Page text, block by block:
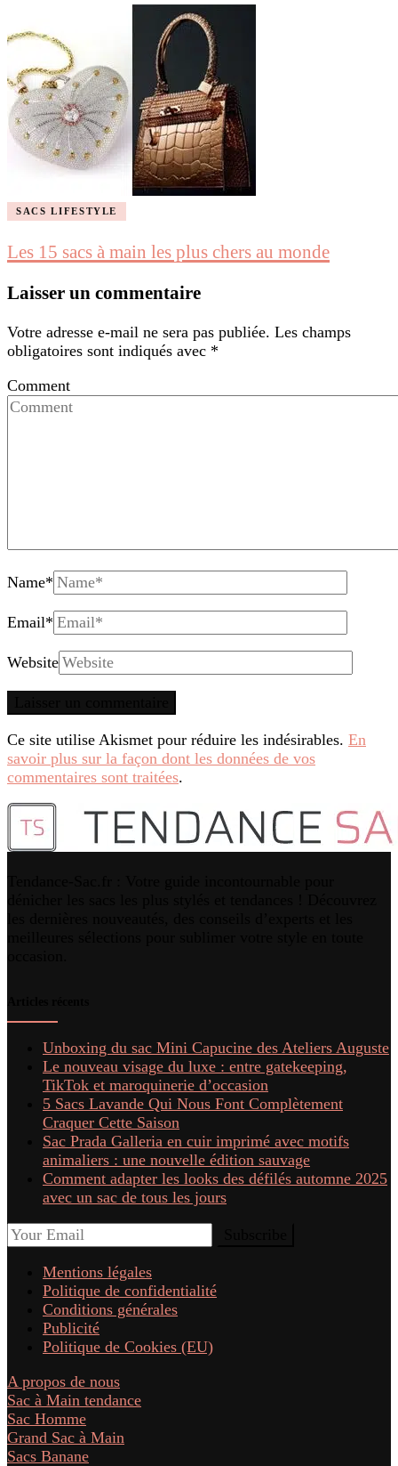
SACS LIFESTYLE
Les 15 sacs à main les plus chers au monde
Laisser un commentaire
Votre adresse e-mail ne sera pas publiée. Les champs
obligatoires sont indiqués avec *
Comment
Name*
Email*
Website
Ce site utilise Akismet pour réduire les indésirables. En
savoir plus sur la façon dont les données de vos
commentaires sont traitées.
Unboxing du sac Mini Capucine des Ateliers Auguste
Le nouveau visage du luxe : entre gatekeeping,
TikTok et maroquinerie d’occasion
5 Sacs Lavande Qui Nous Font Complètement
Craquer Cette Saison
Sac Prada Galleria en cuir imprimé avec motifs
animaliers : une nouvelle édition sauvage
Comment adapter les looks des défilés automne 2025
avec un sac de tous les jours
Mentions légales
Politique de confidentialité
Conditions générales
Publicité
Politique de Cookies (EU)
A propos de nous
Sac à Main tendance
Sac Homme
Grand Sac à Main
Sacs Banane